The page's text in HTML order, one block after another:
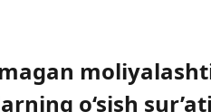
o‘sish